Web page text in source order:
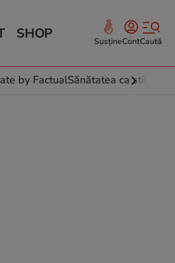
SHOP SusțineContCaută
by FactualSănătatea ca stil de